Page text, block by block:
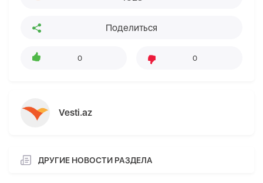
Поделиться
0 0
Vesti.az
ДРУГИЕ НОВОСТИ РАЗДЕЛА